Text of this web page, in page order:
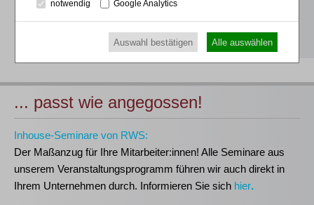
Erwerb des anerkanntenRWS-Zertifikats
Teilnahmebescheinigungen gemäßGOI, § 15 FAO und
... passt wie angegossen!
Inhouse-Seminare von RWS:
Der Maßanzug für Ihre Mitarbeiter:innen! Alle Seminare aus
unserem Veranstaltungsprogramm führen wir auch direkt in
Ihrem Unternehmen durch. Informieren Sie sich hier.
notwendig Google Analytics
Auswahl bestätigen Alle auswählen